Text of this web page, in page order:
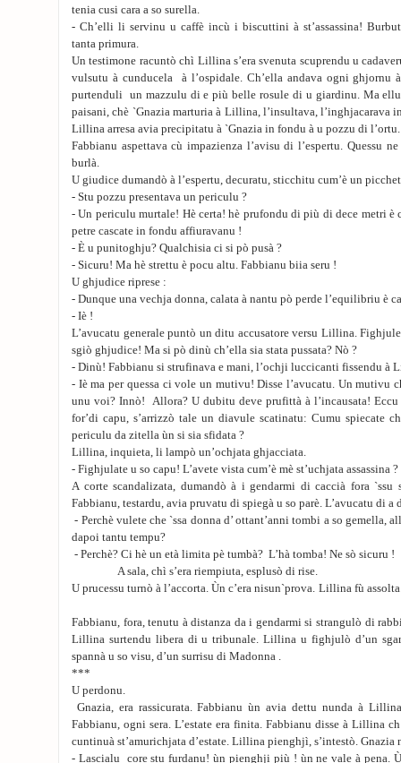
tenia cusi cara a so surella.
- Ch’elli li servinu u caffè incù i biscuttini à st’assassina!
tanta primura.
Un testimone racuntò chì Lillina s’era svenuta scuprendu u
vulsutu à cunducela à l’ospidale. Ch’ella andava ogni ghjornu
purtenduli un mazzulu di e più belle rosule di u giardinu. Ma ellu
paisani, chè `Gnazia marturia à Lillina, l’insultava, l’inghjacarava
Lillina arresa avia precipitatu à `Gnazia in fondu à u pozzu di l’ortu.
Fabbianu aspettava cù impazienza l’avisu di l’espertu. Quessu
burlà.
U giudice dumandò à l’espertu, decuratu, sticchitu cum’è un
- Stu pozzu presentava un periculu ?
- Un periculu murtale! Hè certa! hè prufondu di più di dece metri è
petre cascate in fondu affiuravanu !
- È u punitoghju? Qualchisia ci si pò pusà ?
- Sicuru! Ma hè strettu è pocu altu. Fabbianu biia seru !
U ghjudice riprese :
- Dunque una vechja donna, calata à nantu pò perde l’equilibriu è
- Iè !
L’avucatu generale puntò un ditu accusatore versu Lillina.
sgiò ghjudice! Ma si pò dinù ch’ella sia stata pussata? Nò ?
- Dinù! Fabbianu si strufinava e mani, l’ochji luccicanti fissendu à
- Iè ma per quessa ci vole un mutivu! Disse l’avucatu. Un mutivu
unu voi? Innò! Allora? U dubitu deve prufittà à l’incausata!
for’di capu, s’arrizzò tale un diavule scatinatu: Cumu spiecate
periculu da zitella ùn si sia sfidata ?
Lillina, inquieta, li lampò un’ochjata ghjacciata.
- Fighjulate u so capu! L’avete vista cum’è mè st’uchjata assassina ?
A corte scandalizata, dumandò à i gendarmi di caccià fora `ssu
Fabbianu, testardu, avia pruvatu di spiegà u so parè. L’avucatu di
- Perchè vulete che `ssa donna d’ ottant’anni tombi a so gemella,
dapoi tantu tempu?
- Perchè? Ci hè un età limita pè tumbà? L’hà
A sala, chì s’era riempiuta, esplusò di rise.
U prucessu turnò à l’accorta. Ùn c’era
Fabbianu, fora, tenutu à distanza da i gendarmi si strangulò di
Lillina surtendu libera di u tribunale. Lillina u fighjulò d’un
spannà u so visu, d’un surrisu di Madonna .
***
U perdonu.
Gnazia, era rassicurata. Fabbianu ùn avia dettu nunda à
Fabbianu, ogni sera. L’estate era finita. Fabbianu disse à Lillina
cuntinuà st’amurichjata d’estate. Lillina pienghjì, s’intestò. Gnazia
- Lascialu core stu furdanu! ùn pienghji più ! ùn ne vale à pena.